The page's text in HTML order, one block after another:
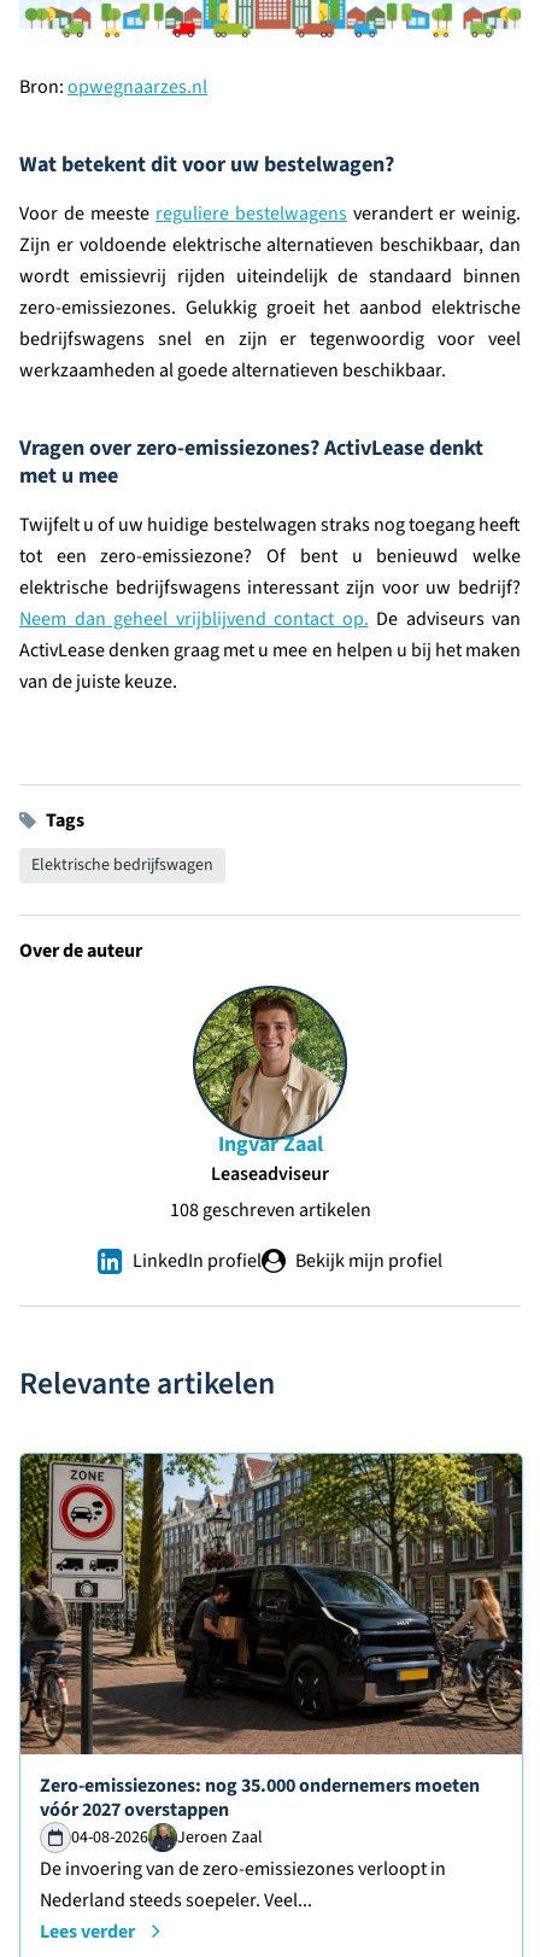
Bron:opwegnaarzes.nl
Wat betekent dit voor uw bestelwagen?
Voor de meeste reguliere bestelwagens verandert er weinig.
Zijn er voldoende elektrische alternatieven beschikbaar, dan
wordt emissievrij rijden uiteindelijk de standaard binnen
zero-emissiezones. Gelukkig groeit het aanbod elektrische
bedrijfswagens snel en zijn er tegenwoordig voor veel
werkzaamheden al goede alternatieven beschikbaar.
Vragen over zero-emissiezones? ActivLease denkt
met u mee
Twijfelt u of uw huidige bestelwagen straks nog toegang heeft
tot een zero-emissiezone? Of bent u benieuwd welke
elektrische bedrijfswagens interessant zijn voor uw bedrijf?
Neem dan geheel vrijblijvend contact op. De adviseurs van
ActivLease denken graag met u mee en helpen u bij het maken
van de juiste keuze.
Tags
Elektrische bedrijfswagen
Over de auteur
Ingvar Zaal
Leaseadviseur
108 geschreven artikelen
LinkedIn profiel
Bekijk mijn profiel
Relevante artikelen
Lees verder over
Zero-emissiezones: nog 35.000 ondernemers moeten
vóór 2027 overstappen
04-08-2026 Jeroen Zaal
De invoering van de zero-emissiezones verloopt in
Nederland steeds soepeler. Veel...
Lees verder